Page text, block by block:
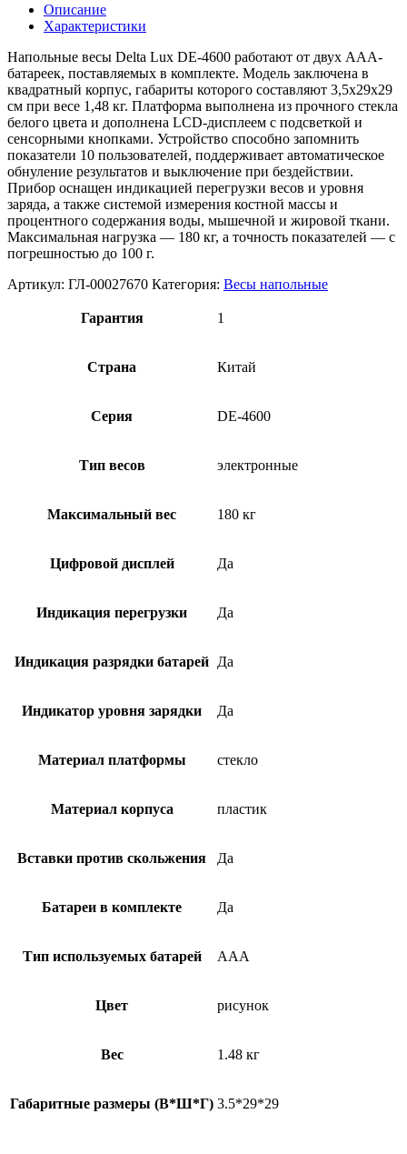
Описание
Характеристики
Напольные весы Delta Lux DE-4600 работают от двух ААА-
батареек, поставляемых в комплекте. Модель заключена в
квадратный корпус, габариты которого составляют 3,5х29х29
см при весе 1,48 кг. Платформа выполнена из прочного стекла
белого цвета и дополнена LCD-дисплеем с подсветкой и
сенсорными кнопками. Устройство способно запомнить
показатели 10 пользователей, поддерживает автоматическое
обнуление результатов и выключение при бездействии.
Прибор оснащен индикацией перегрузки весов и уровня
заряда, а также системой измерения костной массы и
процентного содержания воды, мышечной и жировой ткани.
Максимальная нагрузка — 180 кг, а точность показателей — с
погрешностью до 100 г.
Артикул: ГЛ-00027670 Категория: Весы напольные
Гарантия 1
Страна Китай
Серия DE-4600
Тип весов электронные
Максимальный вес 180 кг
Цифровой дисплей Да
Индикация перегрузки Да
Индикация разрядки батарей Да
Индикатор уровня зарядки Да
Материал платформы стекло
Материал корпуса пластик
Вставки против скольжения Да
Батареи в комплекте Да
Тип используемых батарей ААА
Цвет рисунок
Вес 1.48 кг
Габаритные размеры (В*Ш*Г) 3.5*29*29